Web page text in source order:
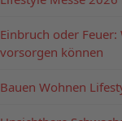
Einbruch oder
vorsorgen können
Bauen Wohnen